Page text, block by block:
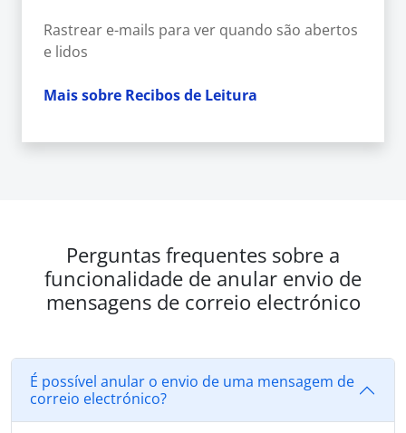
Rastrear e-mails para ver quando são abertos
e lidos
Mais sobre Recibos de Leitura
Perguntas frequentes sobre a
funcionalidade de anular envio de
mensagens de correio electrónico
É possível anular o envio de uma mensagem de
correio electrónico?